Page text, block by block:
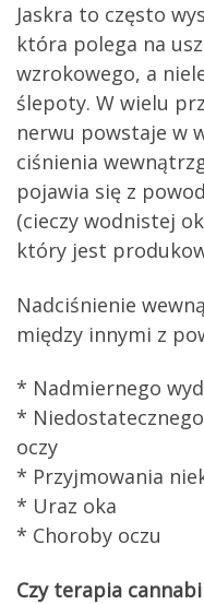
Jaskra to często
która polega na
wzrokowego, a
ślepoty. W wielu
nerwu powstaje w
ciśnienia
pojawia się z
(cieczy wodnistej
który jest
Nadciśnienie
między innymi z
* Nadmiernego
*
oczy
* Przyjmowania
* Uraz oka
* Choroby oczu
Czy terapia